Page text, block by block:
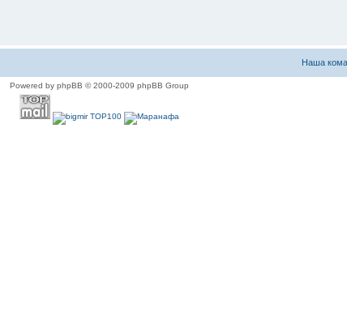
Наша
Powered by phpBB © 2000-2009 phpBB Group